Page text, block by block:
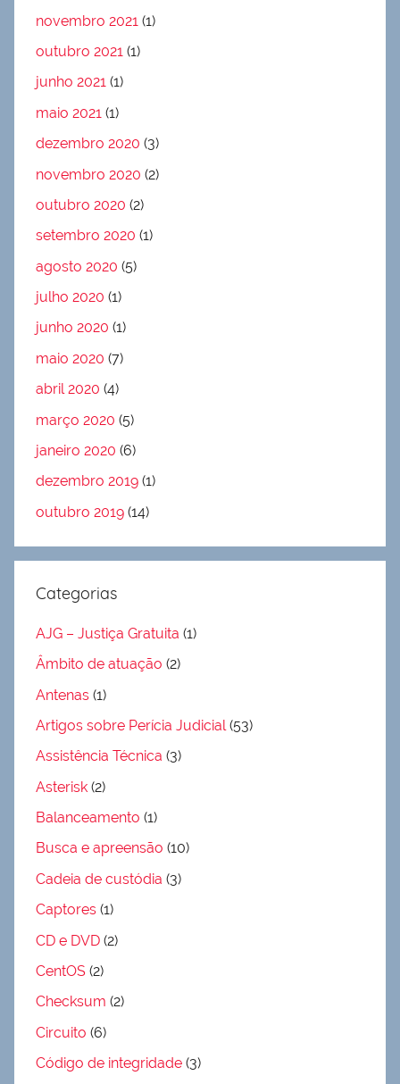
novembro 2021 (1)
outubro 2021 (1)
junho 2021 (1)
maio 2021 (1)
dezembro 2020 (3)
novembro 2020 (2)
outubro 2020 (2)
setembro 2020 (1)
agosto 2020 (5)
julho 2020 (1)
junho 2020 (1)
maio 2020 (7)
abril 2020 (4)
março 2020 (5)
janeiro 2020 (6)
dezembro 2019 (1)
outubro 2019 (14)
Categorias
AJG – Justiça Gratuita (1)
Âmbito de atuação (2)
Antenas (1)
Artigos sobre Perícia Judicial(53)
Assistência Técnica (3)
Asterisk (2)
Balanceamento (1)
Busca e apreensão (10)
Cadeia de custódia (3)
Captores (1)
CD e DVD (2)
CentOS (2)
Checksum (2)
Circuito (6)
Código de integridade (3)